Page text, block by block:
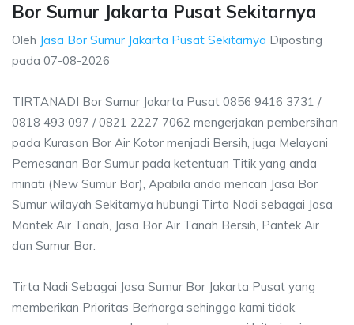
Bor Sumur Jakarta Pusat Sekitarnya
Oleh Jasa Bor Sumur Jakarta Pusat Sekitarnya Diposting
pada 07-08-2026
TIRTANADI Bor Sumur Jakarta Pusat 0856 9416 3731 /
0818 493 097 / 0821 2227 7062 mengerjakan pembersihan
pada Kurasan Bor Air Kotor menjadi Bersih, juga Melayani
Pemesanan Bor Sumur pada ketentuan Titik yang anda
minati (New Sumur Bor), Apabila anda mencari Jasa Bor
Sumur wilayah Sekitarnya hubungi Tirta Nadi sebagai Jasa
Mantek Air Tanah, Jasa Bor Air Tanah Bersih, Pantek Air
dan Sumur Bor.
Tirta Nadi Sebagai Jasa Sumur Bor Jakarta Pusat yang
memberikan Prioritas Berharga sehingga kami tidak